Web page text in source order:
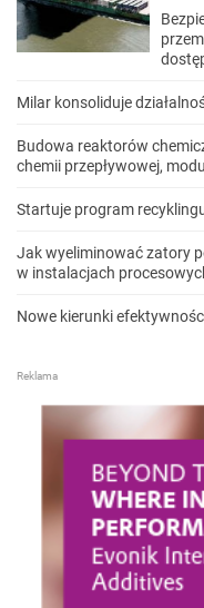
Milar konsoliduje
Budowa reaktorów
chemii przepływowej,
Startuje program
Jak wyeliminować zatory
w instalacjach
Nowe kierunki